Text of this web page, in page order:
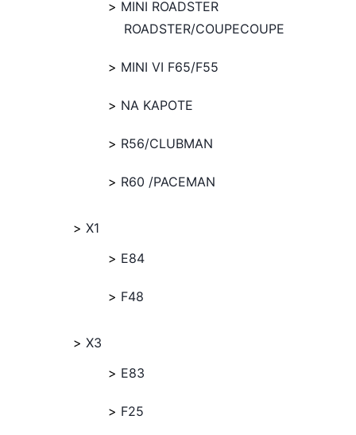
MINI ROADSTER
ROADSTER/COUPECOUPE
MINI VI F65/F55
NA KAPOTE
R56/CLUBMAN
R60 /PACEMAN
X1
E84
F48
X3
E83
F25